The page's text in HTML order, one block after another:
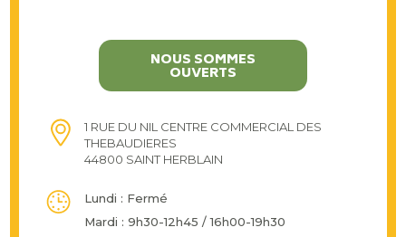
NOUS SOMMES
OUVERTS
1 RUE DU NIL CENTRE COMMERCIAL DES
THEBAUDIERES
44800 SAINT HERBLAIN
Lundi : Fermé
Mardi : 9h30-12h45 / 16h00-19h30